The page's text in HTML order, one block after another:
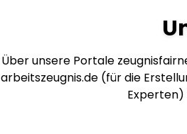
Über unsere Portale
arbeitszeugnis.de (für die
Experten)